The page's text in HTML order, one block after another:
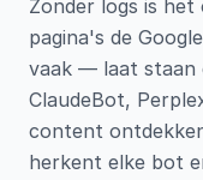
Zonder logs is
pagina's de
vaak — laat staan
ClaudeBot,
content
herkent elke bot